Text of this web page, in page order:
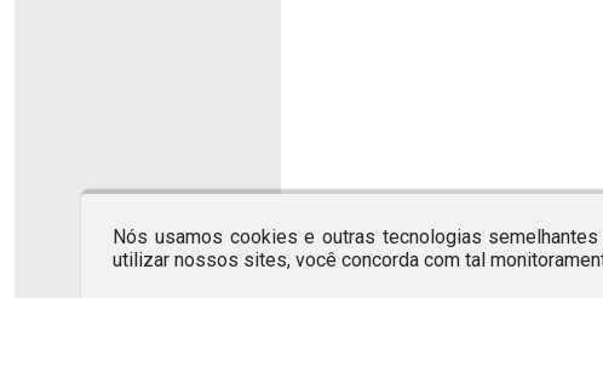
Nós usamos cookies e outras tecnologias
utilizar nossos sites, você concorda com tal